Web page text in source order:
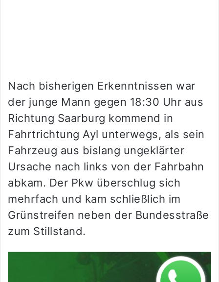
Nach bisherigen Erkenntnissen war
der junge Mann gegen 18:30 Uhr aus
Richtung Saarburg kommend in
Fahrtrichtung Ayl unterwegs, als sein
Fahrzeug aus bislang ungeklärter
Ursache nach links von der Fahrbahn
abkam. Der Pkw überschlug sich
mehrfach und kam schließlich im
Grünstreifen neben der Bundesstraße
zum Stillstand.